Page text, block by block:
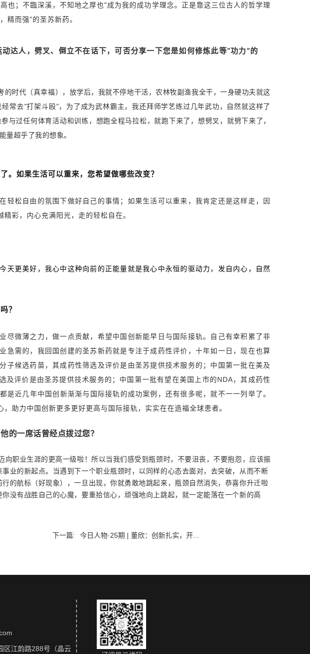
也；不臨深溪，不知地之厚也”成为我的成功学理念。 正是靠这三位古人的哲学理
精而强”的圣苏新药。
达人，劈叉、倒立不在话下，可否分享一下您是如何修炼此等“功力”的
的时代（真幸福），放学后，我就不停地干活，农林牧副渔我全干，一身硬功夫就这
常去“打架斗殴”，为了成为武林霸主，我还拜师学艺练过几年武功，自然就这样了
与过任何体育活动和训练，想跑全程马拉松，就跑下来了，想劈叉，就劈下来了，
量超乎了我的想象。
。如果生活可以重来，您希望做哪些改变？
轻松自由的氛围下做好自己的事情；如果生活可以重来，我肯定还是这样走，因
彩，内心充满阳光，走的轻松自在。
天更美好，我心中这种向前的正能量就是我心中永恒的驱动力，发自内心，自然
？
尽微薄之力，做一点贡献，希望中国创新能早日与国际接轨。自己有幸积累了非
急需的，我回国创建的圣苏新药就是专注于成药性评价，十年如一日，现在也算
子候选药苗，其成药性筛选及评价是由圣苏提供技术服务的；中国第一批在美及
及评价是由圣苏提供技术服务的；中国第一批有望在美国上市的NDA，其成药性
是近几年中国创新渐渐与国际接轨的成功案例，还有很多呢，就不一一列举了。
助力中国创新更多更好更高与国际接轨，实实在在造福全球患者。
的一席话曾经点拨过您？
职业生涯的更高一级啦！所以当我们感受到瓶颈时，不要沮丧，不要抱怨，应该振
业的新起点。当遇到下一个职业瓶颈时，以同样的心态去面对，去突破，从而不断
的航标（好现象），一旦出现，你就勇敢地跳起来，瓶颈自然消失，恭喜你升迁啦
没有战胜自己的心魔，要重拾信心，顽强地向上跳起，就一定能落在一个新的高
下一篇: 今日人物·25期 | 董欣：创新扎实，开...
区江韵路288号（晶云